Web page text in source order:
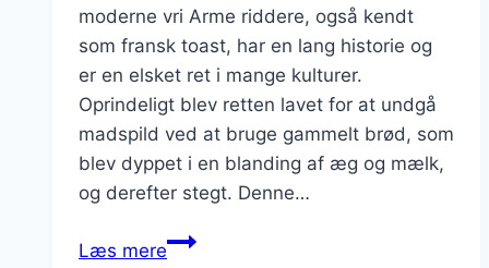
moderne vri Arme riddere, også kendt
som fransk toast, har en lang historie og
er en elsket ret i mange kulturer.
Oprindeligt blev retten lavet for at undgå
madspild ved at bruge gammelt brød, som
blev dyppet i en blanding af æg og mælk,
og derefter stegt. Denne…
Læs mereArme